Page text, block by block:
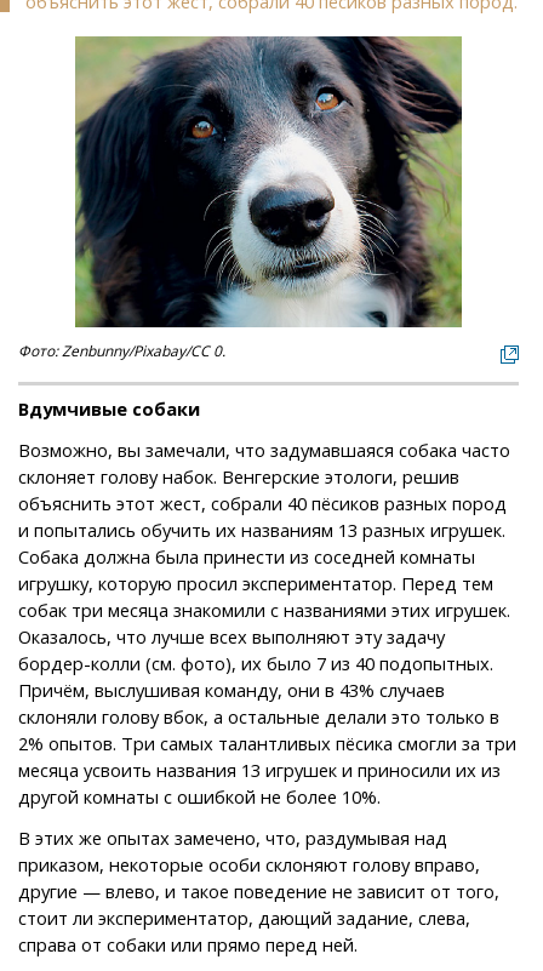
Фото: Zenbunny/Pixabay/CC 0.
Вдумчивые собаки
Возможно, вы замечали, что задумавшаяся собака часто
склоняет голову набок. Венгерские этологи, решив
объяснить этот жест, собрали 40 пёсиков разных пород
и попытались обучить их названиям 13 разных игрушек.
Собака должна была принести из соседней комнаты
игрушку, которую просил экспериментатор. Перед тем
собак три месяца знакомили с названиями этих игрушек.
Оказалось, что лучше всех выполняют эту задачу
бордер-колли (см. фото), их было 7 из 40 подопытных.
Причём, выслушивая команду, они в 43% случаев
склоняли голову вбок, а остальные делали это только в
2% опытов. Три самых талантливых пёсика смогли за три
месяца усвоить названия 13 игрушек и приносили их из
другой комнаты с ошибкой не более 10%.
В этих же опытах замечено, что, раздумывая над
приказом, некоторые особи склоняют голову вправо,
другие — влево, и такое поведение не зависит от того,
стоит ли экспериментатор, дающий задание, слева,
справа от собаки или прямо перед ней.